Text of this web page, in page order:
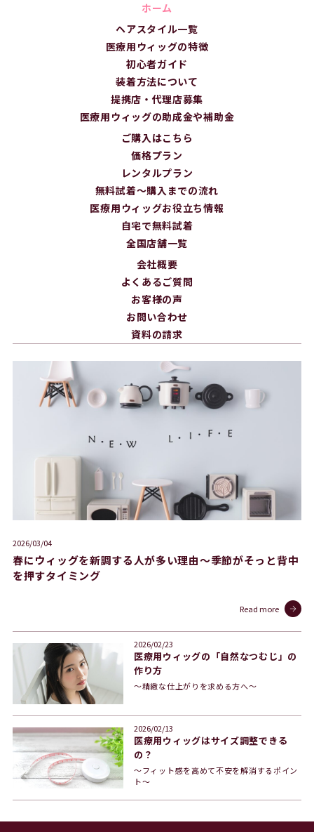
ホーム
ヘアスタイル一覧
医療用ウィッグの特徴
初心者ガイド
装着方法について
提携店・代理店募集
医療用ウィッグの助成金や補助金
ご購入はこちら
価格プラン
レンタルプラン
無料試着～購入までの流れ
医療用ウィッグお役立ち情報
自宅で無料試着
全国店舗一覧
会社概要
よくあるご質問
お客様の声
お問い合わせ
資料の請求
2026/03/04
春にウィッグを新調する人が多い理由〜季節がそっと背中
を押すタイミング
Read more
2026/02/23
医療用ウィッグの「自然なつむじ」の
作り方
〜精緻な仕上がりを求める方へ〜
2026/02/13
医療用ウィッグはサイズ調整できる
の？
〜フィット感を高めて不安を解消するポイン
ト〜